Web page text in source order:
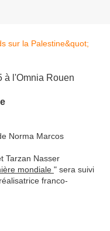
à l'Omnia Rouen
Norma Marcos
Tarzan Nasser
mondiale " sera suivi
franco-